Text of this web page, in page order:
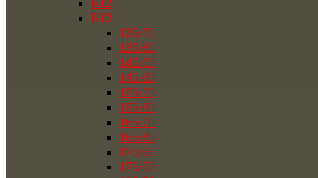
R12
R13
135/70
135/80
145/70
145/80
155/70
155/80
165/70
165/80
175/65
175/70